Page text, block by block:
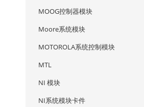
MOOG控制器模块
Moore系统模块
MOTOROLA系统控制模块
MTL
NI 模块
NI系统模块卡件